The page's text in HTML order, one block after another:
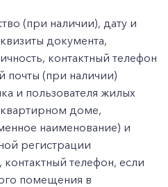
(при наличии), дату и
документа,
контактный телефон
почты (при наличии)
и пользователя жилых
доме,
наименование) и
регистрации
телефон, если
помещения в